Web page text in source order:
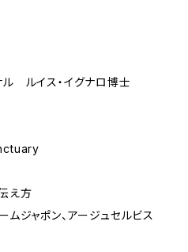
ル ルイス・イグナロ博士
え方
ムジャポン、アージュセルビス